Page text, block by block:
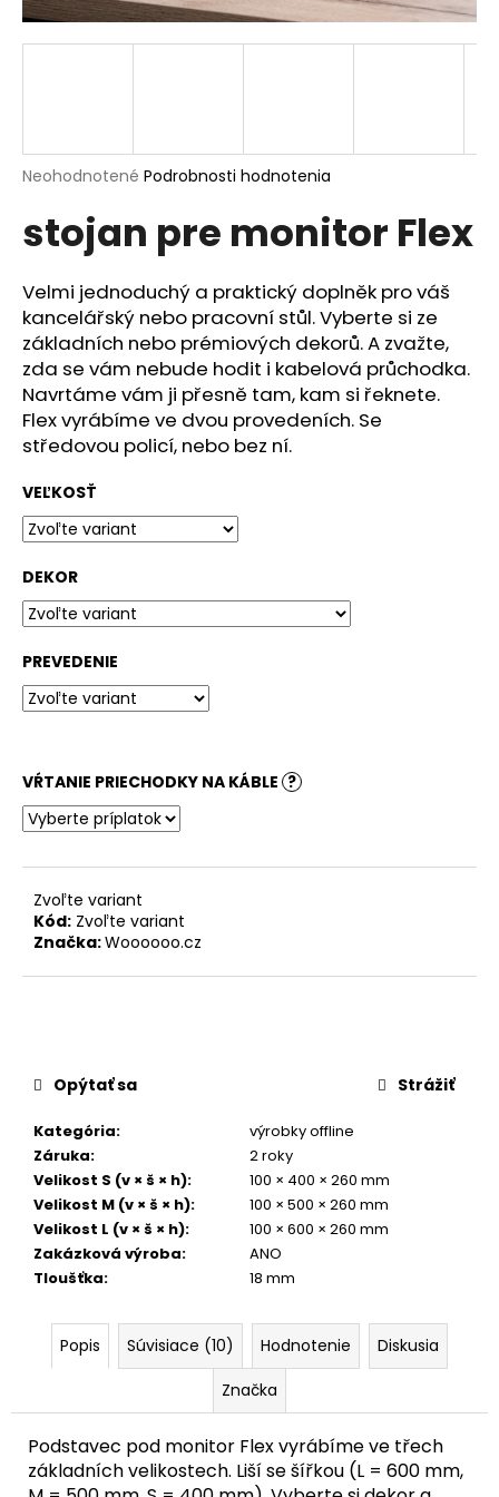
Priemerné
produktu
je
z
5
hviezdičiek.
Neohodnotené Podrobnosti hodnotenia
stojan pre monitor Flex
Velmi jednoduchý a praktický doplněk pro váš
kancelářský nebo pracovní stůl. Vyberte si ze
základních nebo prémiových dekorů. A zvažte,
zda se vám nebude hodit i kabelová průchodka.
Navrtáme vám ji přesně tam, kam si řeknete.
Flex vyrábíme ve dvou provedeních. Se
středovou policí, nebo bez ní.
VEĽKOSŤ
DEKOR
PREVEDENIE
VŔTANIE PRIECHODKY NA KÁBLE ?
Zvoľte variant
Kód: Zvoľte variant
Značka:Woooooo.cz
Kategória:
výrobky offline
Záruka:
2 roky
Velikost S (v × š × h):
100 × 400 × 260 mm
Velikost M (v × š × h):
100 × 500 × 260 mm
Velikost L (v × š × h):
100 × 600 × 260 mm
Zakázková výroba:
ANO
Tloušťka: 18 mm
Opýtať sa Strážiť
Popis Súvisiace (10) Hodnotenie
Diskusia
Značka
Podstavec pod monitor Flex vyrábíme ve třech
základních velikostech. Liší se šířkou (L = 600 mm,
á
j
?
O
d
p
o
r
č
a
m
e
DOSKA
OVÁL
BARDOLINO
PRÍRODNÝ